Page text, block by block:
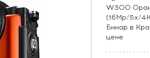
W300
(16Mp/5x/
Бинар в
цене